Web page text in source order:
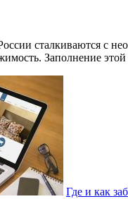
сталкиваются с
Заполнение
Где и как